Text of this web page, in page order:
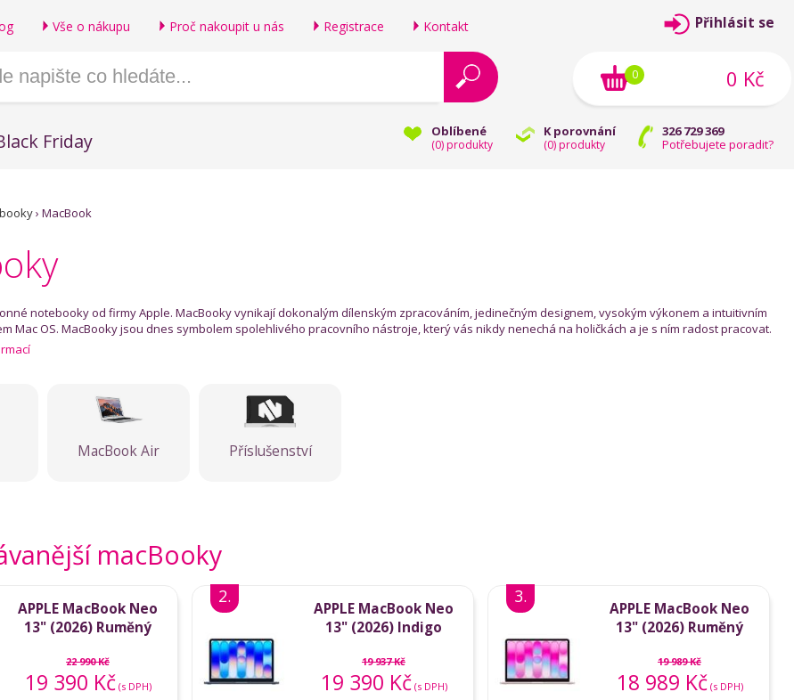
Vše o nákupu Proč nakoupit u nás Registrace Kontakt
Oblíbené
(0) produkty
K porovnání
(0) produkty
326 729 369
Potřebujete poradit?
Friday
Přihlásit se
0 Kč
0
› MacBook
notebooky od firmy Apple. MacBooky vynikají dokonalým dílenským zpracováním, jedinečným designem, vysokým výkonem a intuitivním
Mac OS. MacBooky jsou dnes symbolem spolehlivého pracovního nástroje, který vás nikdy nenechá na holičkách a je s ním radost pracovat.
MacBook Air Příslušenství
macBooky
APPLE MacBook Neo
13" (2026) Ruměný
22 990 Kč
19 390 Kč(s DPH)
2.
APPLE MacBook Neo
13" (2026) Indigo
19 937 Kč
19 390 Kč(s DPH)
3.
APPLE MacBook Neo
13" (2026) Ruměný
19 989 Kč
18 989 Kč(s DPH)